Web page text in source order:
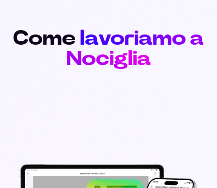
Come lavoriamo a
Nociglia